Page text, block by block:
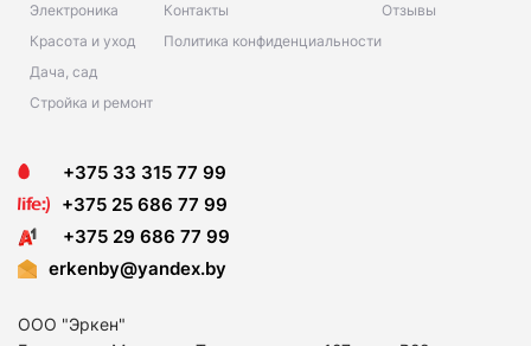
Электроника
Красота и уход
Дача, сад
Стройка и ремонт
Контакты
Политика конфиденциальности
Отзывы
+375 33 315 77 99
+375 25 686 77 99
+375 29 686 77 99
erkenby@yandex.by
ООО "Эркен"